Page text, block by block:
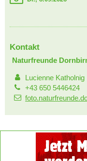
Kontakt
Naturfreunde
Lucienne Katholnig
+43 650 5446424